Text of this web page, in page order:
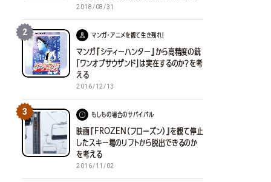
2018/08/31
2 マンガ・アニメを観て生き残れ！
マンガ『シティーハンター』から高精度の銃
「ワンオブサウザンド」は実在するのか？を考
える
2016/12/13
3 もしもの場合のサバイバル
映画『FROZEN（フローズン）』を観て停止
したスキー場のリフトから脱出できるのか
を考える
2016/11/02